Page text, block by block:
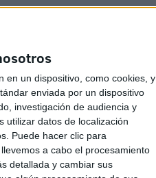
en un dispositivo, como cookies, y
enviada por un dispositivo
investigación de audiencia y
utilizar datos de localización
Puede hacer clic para
a cabo el procesamiento
detallada y cambiar sus